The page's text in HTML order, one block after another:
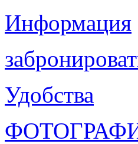
Информация
Удобства